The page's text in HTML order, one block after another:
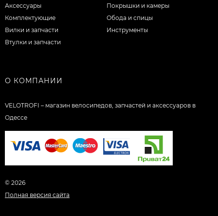
Аксессуары
Комплектующие
Вилки и запчасти
Втулки и запчасти
Покрышки и камеры
Обода и спицы
Инструменты
О КОМПАНИИ
VELOTROFI – магазин велосипедов, запчастей и аксессуаров в
Одессе
© 2026
Полная версия сайта